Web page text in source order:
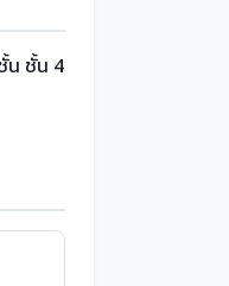
น ชั้น 4